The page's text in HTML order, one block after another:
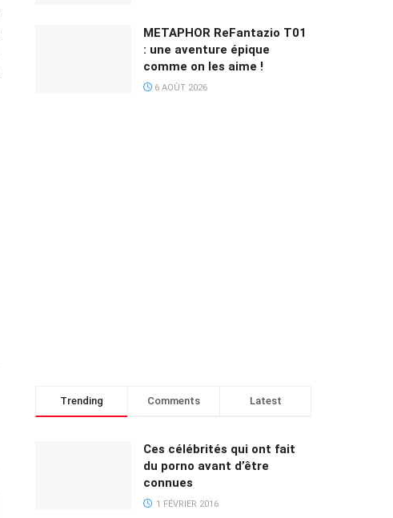
METAPHOR ReFantazio T01
: une aventure épique
comme on les aime !
6 AOÛT 2026
Trending Comments Latest
Ces célébrités qui ont fait
du porno avant d’être
connues
1 FÉVRIER 2016